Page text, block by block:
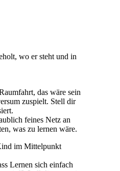
wo er steht und in
das wäre sein
zuspielt. Stell dir
feines Netz an
was zu lernen wäre.
im Mittelpunkt
Lernen sich einfach